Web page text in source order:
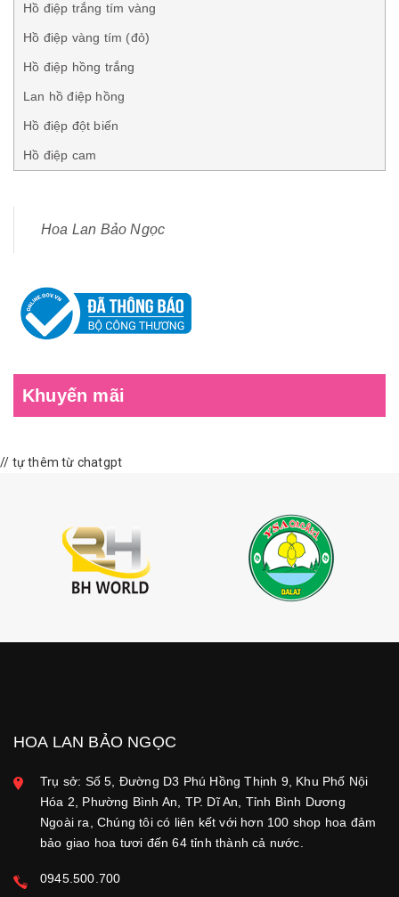
Hồ điệp trắng tím vàng
Hồ điệp vàng tím (đỏ)
Hồ điệp hồng trắng
Lan hồ điệp hồng
Hồ điệp đột biến
Hồ điệp cam
Hoa Lan Bảo Ngọc
Khuyến mãi
// tự thêm từ chatgpt
HOA LAN BẢO NGỌC
Trụ sở: Số 5, Đường D3 Phú Hồng Thịnh 9, Khu Phố Nội
Hóa 2, Phường Bình An, TP. Dĩ An, Tỉnh Bình Dương
Ngoài ra, Chúng tôi có liên kết với hơn 100 shop hoa đảm
bảo giao hoa tươi đến 64 tỉnh thành cả nước.
0945.500.700